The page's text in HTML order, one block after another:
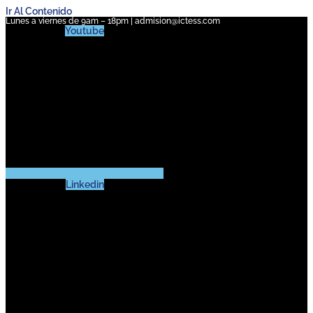
Ir Al Contenido
Lunes a viernes de 9am – 18pm | admision@ictess.com
Youtube
Linkedin